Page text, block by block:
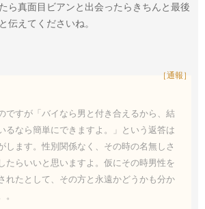
ら真面目ビアンと出会ったらきちんと最後
伝えてくださいね。
［通報］
ですが「バイなら男と付き合えるから、結
るなら簡単にできますよ。」という返答は
します。性別関係なく、その時の名無しさ
たらいいと思いますよ。仮にその時男性を
れたとして、その方と永遠かどうかも分か
。